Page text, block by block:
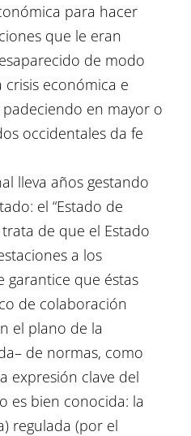
para hacer
que le eran
de modo
crisis económica e
en mayor o
occidentales da fe
lleva años gestando
el “Estado de
de que el Estado
a los
garantice que éstas
de colaboración
el plano de la
de normas, como
expresión clave del
es bien conocida: la
regulada (por el